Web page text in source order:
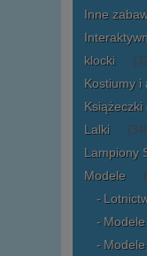
Inne
klocki
Kostiumy i
Książeczki
Lalki
Lampiony
Modele